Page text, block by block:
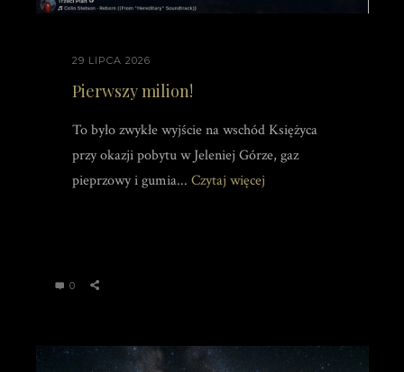
29 LIPCA 2026
Pierwszy milion!
To było zwykłe wyjście na wschód Księżyca
przy okazji pobytu w Jeleniej Górze, gaz
pieprzowy i gumia... Czytaj więcej
0